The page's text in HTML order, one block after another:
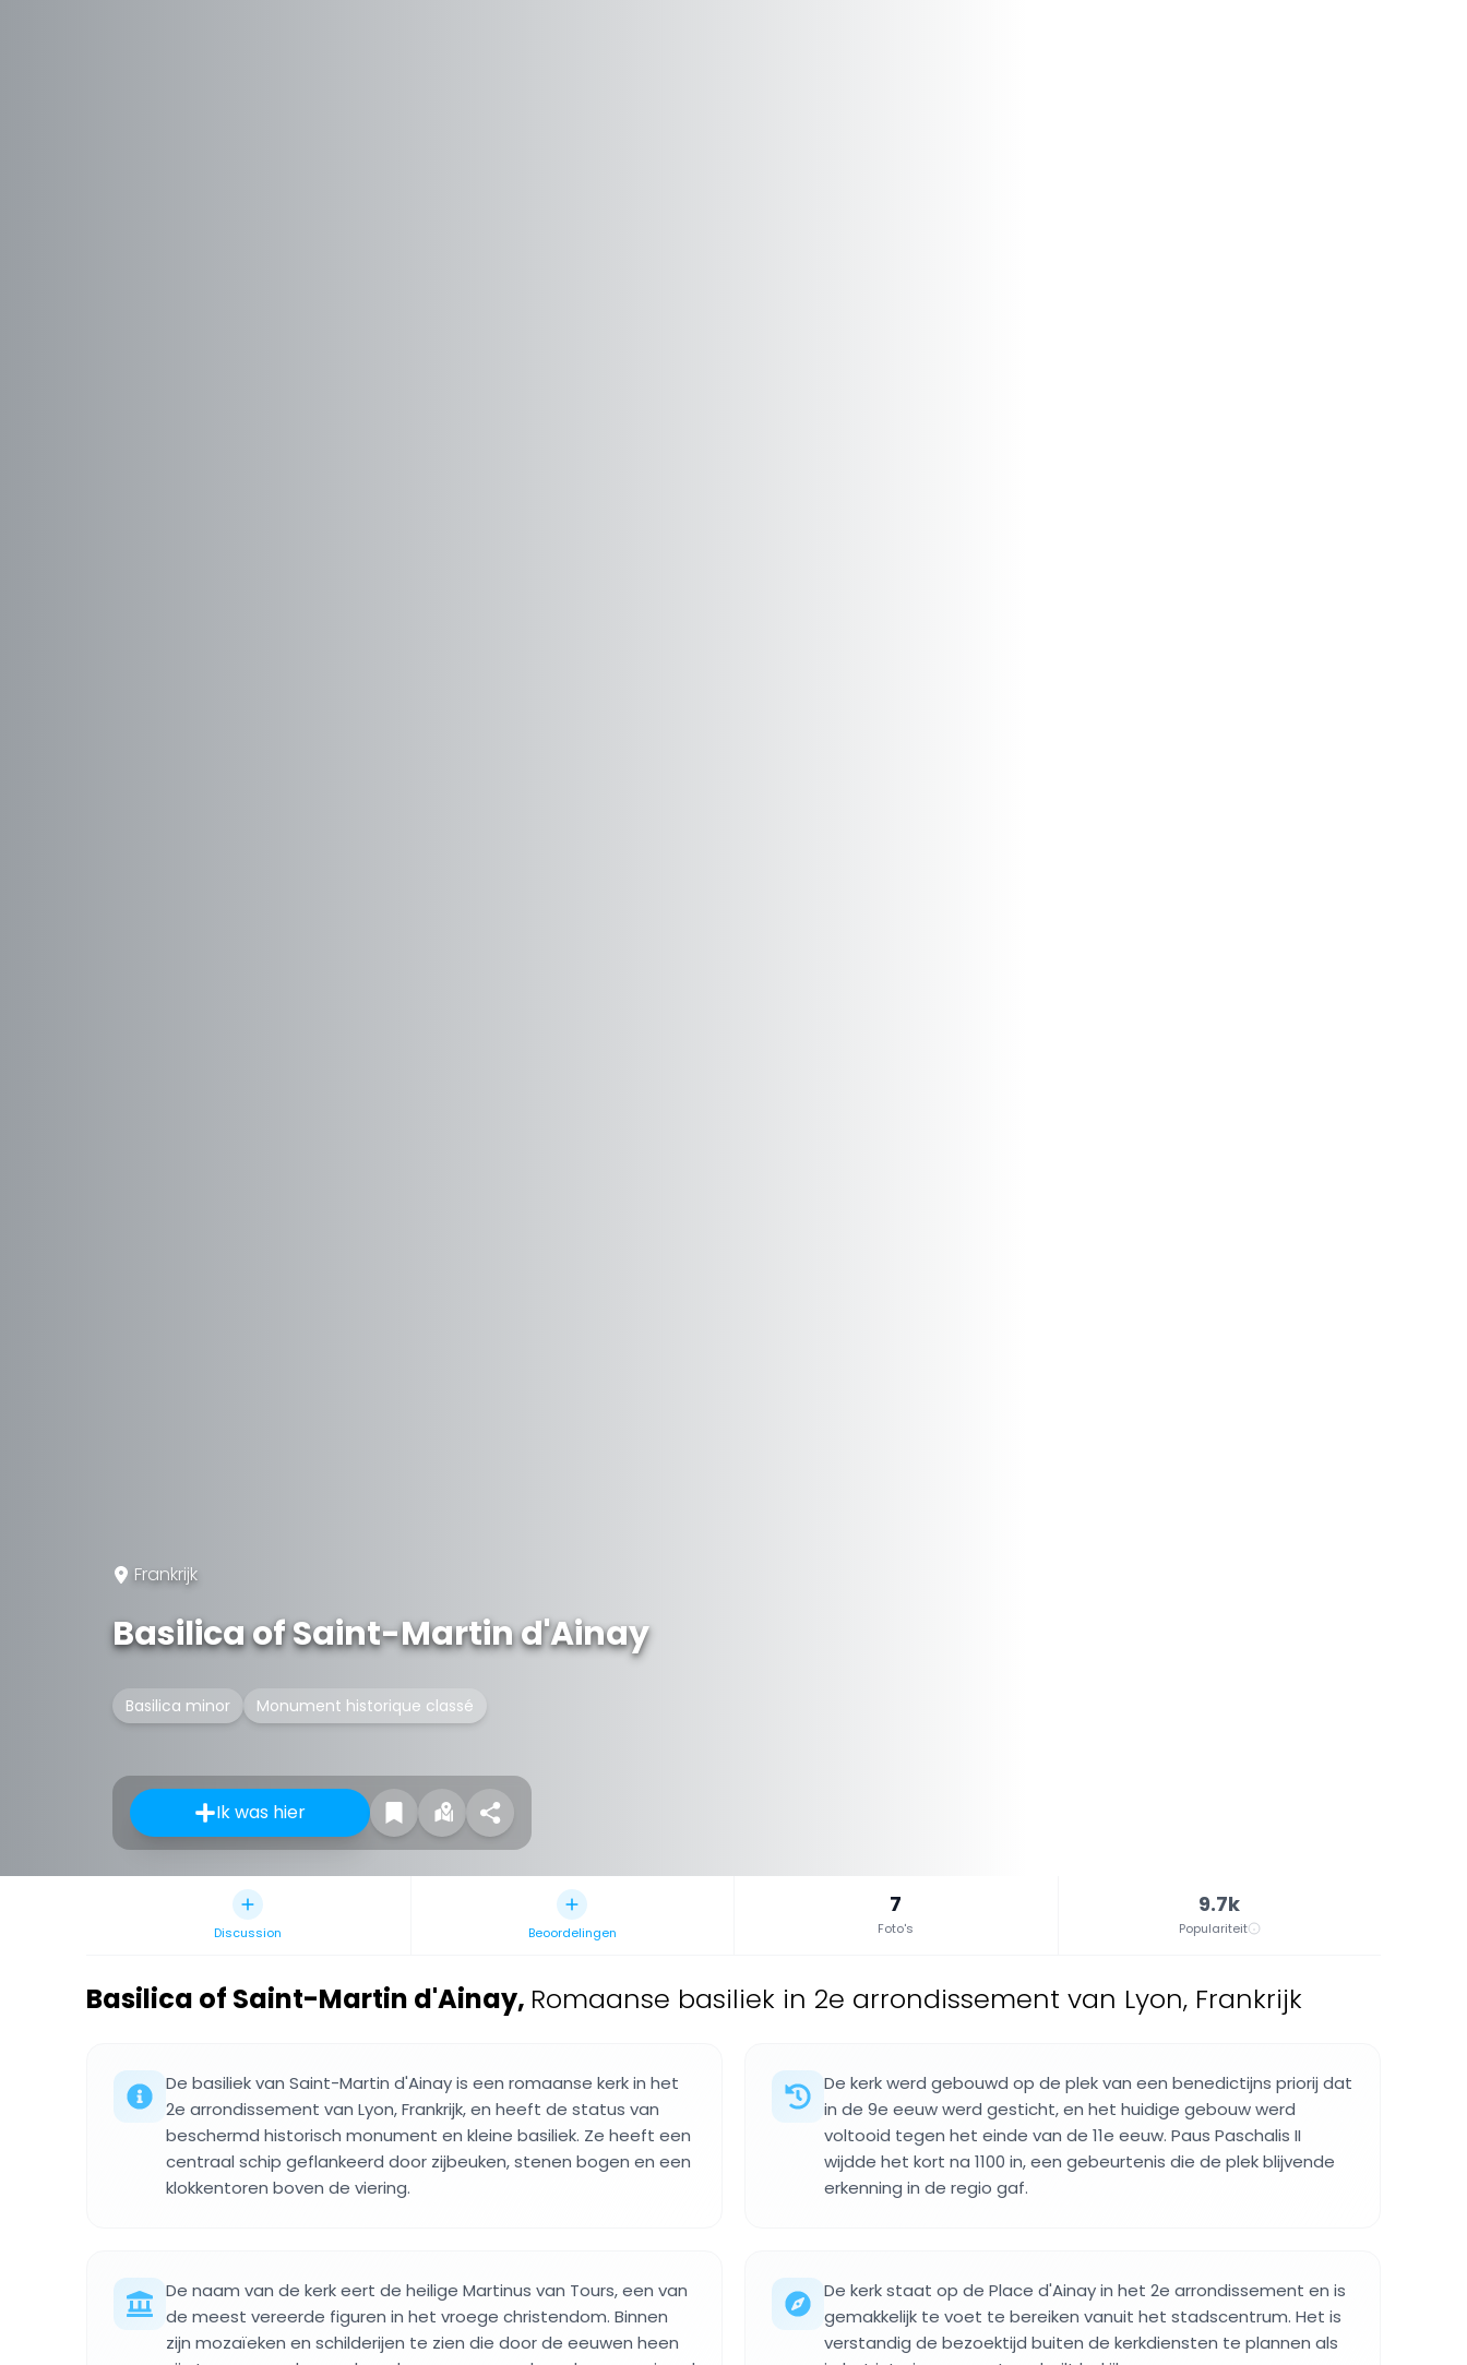
Frankrijk
Basilica of Saint-Martin d'Ainay
Basilica minor Monument historique classé
Ik was hier
Discussion Beoordelingen
7
Foto's
9.7k
Populariteit
Basilica of Saint-Martin d'Ainay, Romaanse basiliek in 2e arrondissement van Lyon, Frankrijk
De basiliek van Saint-Martin d'Ainay is een romaanse kerk in het
2e arrondissement van Lyon, Frankrijk, en heeft de status van
beschermd historisch monument en kleine basiliek. Ze heeft een
centraal schip geflankeerd door zijbeuken, stenen bogen en een
klokkentoren boven de viering.
De kerk werd gebouwd op de plek van een benedictijns priorij dat
in de 9e eeuw werd gesticht, en het huidige gebouw werd
voltooid tegen het einde van de 11e eeuw. Paus Paschalis II
wijdde het kort na 1100 in, een gebeurtenis die de plek blijvende
erkenning in de regio gaf.
De naam van de kerk eert de heilige Martinus van Tours, een van
de meest vereerde figuren in het vroege christendom. Binnen
zijn mozaïeken en schilderijen te zien die door de eeuwen heen
De kerk staat op de Place d'Ainay in het 2e arrondissement en is
gemakkelijk te voet te bereiken vanuit het stadscentrum. Het is
verstandig de bezoektijd buiten de kerkdiensten te plannen als